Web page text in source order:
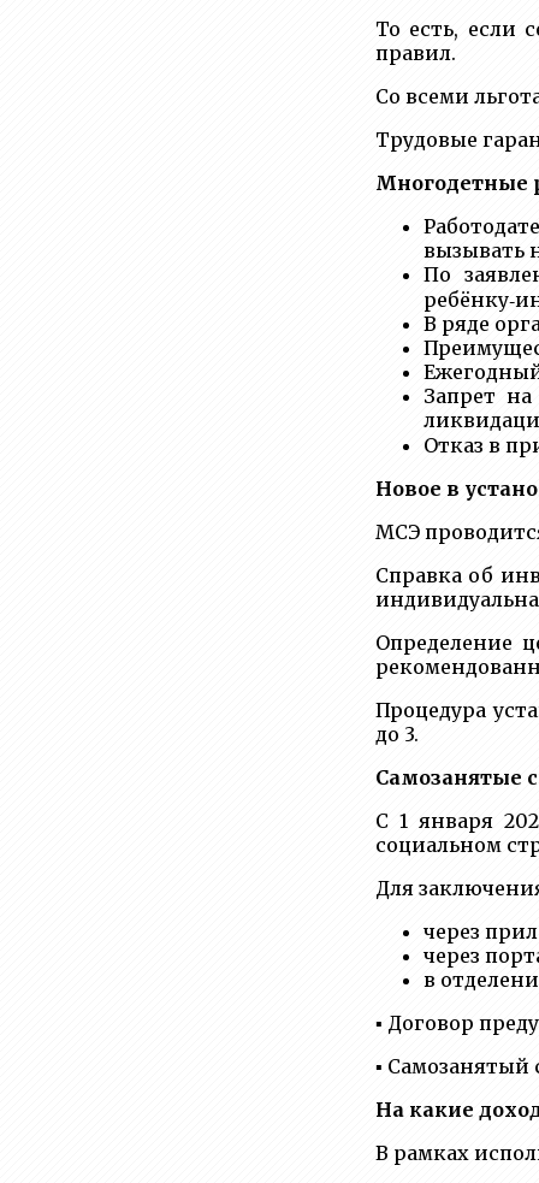
То есть, если
правил.
Со всеми
Трудовые
Многодетные
вызывать
По
В ряде
Запрет
Отказ в
Новое в
МСЭ
Справка об
Определение
Процедура
до 3.
Самозанятые
С 1 января
социальном
Для
через
через
в
▪️ Договор
▪️ Cамозанятый
На какие
В рамках